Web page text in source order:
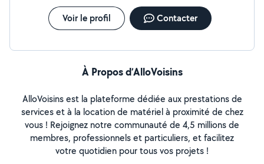
Voir le profil Contacter
À Propos d’AlloVoisins
AlloVoisins est la plateforme dédiée aux prestations de
services et à la location de matériel à proximité de chez
vous ! Rejoignez notre communauté de 4,5 millions de
membres, professionnels et particuliers, et facilitez
votre quotidien pour tous vos projets !